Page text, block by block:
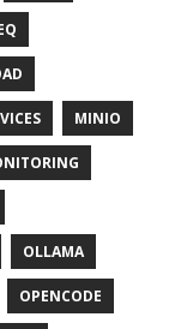
MINIO
OLLAMA
OPENCODE